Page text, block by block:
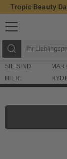
Tropic Beauty
SIE SIND
HIER: